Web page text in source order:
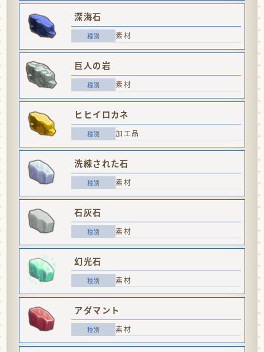
深海石
素材
巨人の岩
素材
ヒヒイロカネ
加工品
洗練された石
素材
石灰石
素材
幻光石
素材
アダマント
素材